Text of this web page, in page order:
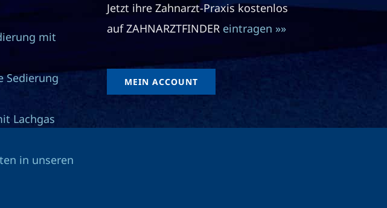
mit
Sedierung
Lachgas
in unseren
Jetzt ihre Zahnarzt-Praxis kostenlos
auf ZAHNARZTFINDER eintragen »»
MEIN ACCOUNT